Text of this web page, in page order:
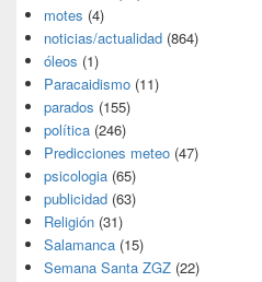
motes (4)
noticias/actualidad (864)
óleos (1)
Paracaidismo (11)
parados (155)
política (246)
Predicciones meteo (47)
psicologia (65)
publicidad (63)
Religión (31)
Salamanca (15)
Semana Santa ZGZ (22)